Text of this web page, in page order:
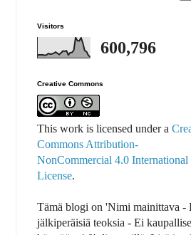
Visitors
600,796
Creative Commons
This work is licensed under a
Commons Attribution-
NonCommercial 4.0 International
License.
Tämä blogi on 'Nimi mainittava -
jälkiperäisiä teoksia - Ei